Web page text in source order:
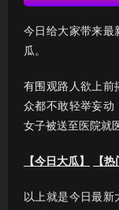
今日给大家带来最
瓜。
有围观路人欲上前
众都不敢轻举妄动
女子被送至医院就
【今日大瓜】 【热
以上就是今日最